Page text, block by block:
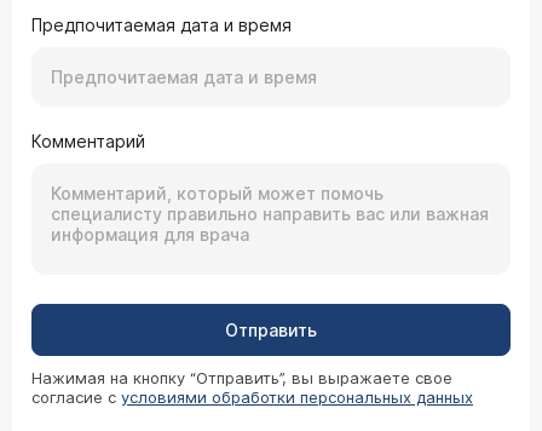
Предпочитаемая дата и время
Комментарий
Отправить
Нажимая на кнопку “Отправить”, вы выражаете свое
согласие с условиями обработки персональных данных